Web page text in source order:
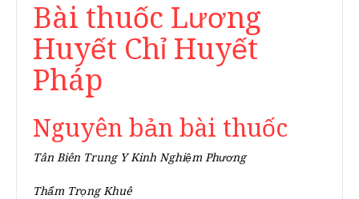
Bài thuốc Lương
Huyết Chỉ Huyết
Pháp
Nguyên bản bài thuốc
Tân Biên Trung Y Kinh Nghiệm Phương
Thẩm Trọng Khuê